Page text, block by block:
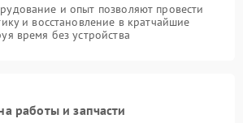
и опыт позволяют провести
и восстановление в кратчайшие
время без устройства
работы и запчасти